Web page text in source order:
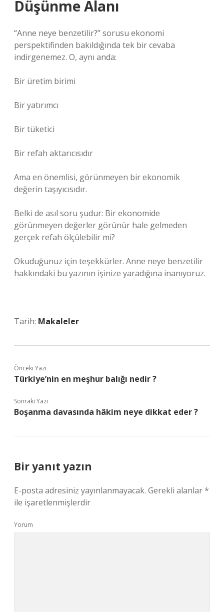
Düşünme Alanı
“Anne neye benzetilir?” sorusu ekonomi
perspektifinden bakıldığında tek bir cevaba
indirgenemez. O, aynı anda:
Bir üretim birimi
Bir yatırımcı
Bir tüketici
Bir refah aktarıcısıdır
Ama en önemlisi, görünmeyen bir ekonomik
değerin taşıyıcısıdır.
Belki de asıl soru şudur: Bir ekonomide
görünmeyen değerler görünür hale gelmeden
gerçek refah ölçülebilir mi?
Okuduğunuz için teşekkürler. Anne neye benzetilir
hakkındaki bu yazının işinize yaradığına inanıyoruz.
Tarih: Makaleler
Önceki Yazı
Türkiye’nin en meşhur balığı nedir ?
Sonraki Yazı
Boşanma davasında hâkim neye dikkat eder ?
Bir yanıt yazın
E-posta adresiniz yayınlanmayacak. Gerekli alanlar*
ile işaretlenmişlerdir
Yorum